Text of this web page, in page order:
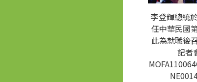
李登輝總統
任中華民國
此為就職後
記者